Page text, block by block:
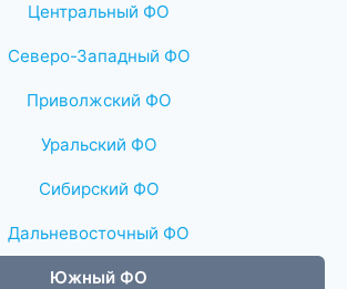
Центральный ФО
Северо-Западный ФО
Приволжский ФО
Уральский ФО
Сибирский ФО
Дальневосточный ФО
Южный ФО